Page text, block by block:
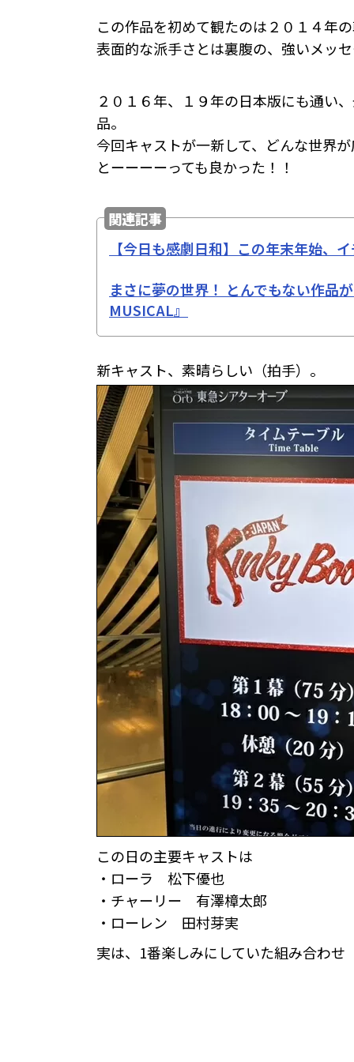
この作品を初めて観たのは２０１４年
表面的な派手さとは裏腹の、強いメッ
２０１６年、１９年の日本版にも通い
品。
今回キャストが一新して、どんな世界
とーーーーっても良かった！！
関連記事
【今日も感劇日和】この年末年始、
まさに夢の世界！ とんでもない作品
MUSICAL』
新キャスト、素晴らしい（拍手）。
この日の主要キャストは
・ローラ 松下優也
・チャーリー 有澤樟太郎
・ローレン 田村芽実
実は、1番楽しみにしていた組み合わせ